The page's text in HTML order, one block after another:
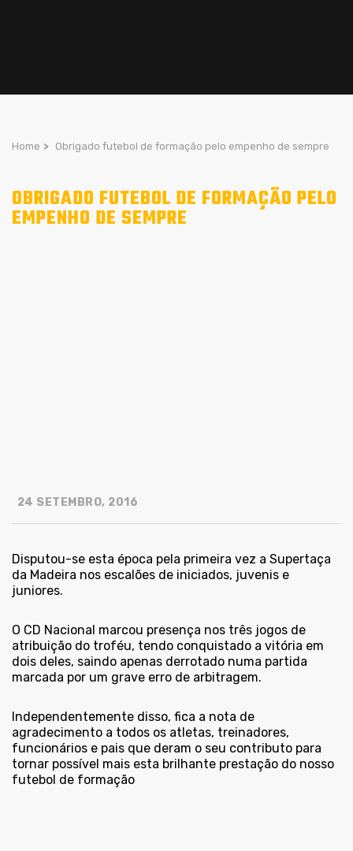
Home > Obrigado futebol de formação pelo empenho de sempre
OBRIGADO FUTEBOL DE FORMAÇÃO PELO
EMPENHO DE SEMPRE
24 SETEMBRO, 2016
Disputou-se esta época pela primeira vez a Supertaça
da Madeira nos escalões de iniciados, juvenis e
juniores.
O CD Nacional marcou presença nos três jogos de
atribuição do troféu, tendo conquistado a vitória em
dois deles, saindo apenas derrotado numa partida
marcada por um grave erro de arbitragem.
Independentemente disso, fica a nota de
agradecimento a todos os atletas, treinadores,
funcionários e pais que deram o seu contributo para
tornar possível mais esta brilhante prestação do nosso
futebol de formação